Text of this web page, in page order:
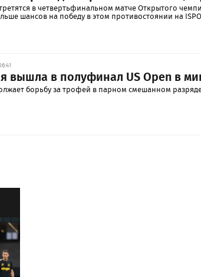
в четвертьфинальном матче Открытого
шансов на победу в этом противостоянии на
вышла в полуфинал US Open в
борьбу за трофей в парном смешанном